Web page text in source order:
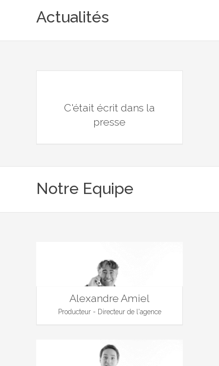
Actualités
C'était écrit dans la
presse
Notre Equipe
Alexandre Amiel
Producteur - Directeur de l'agence